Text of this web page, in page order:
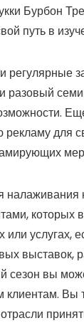
Бурбон
путь в
регулярные
разовый
для
которых
услугах,
выставок,
сезон вы
клиентам. Вы